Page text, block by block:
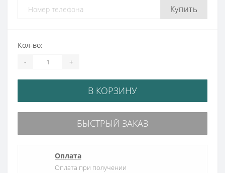
Купить
Кол-во:
- +
В КОРЗИНУ
БЫСТРЫЙ ЗАКАЗ
Оплата
Оплата при получении